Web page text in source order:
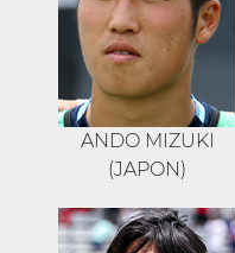
ANDO MIZUKI
(JAPON)